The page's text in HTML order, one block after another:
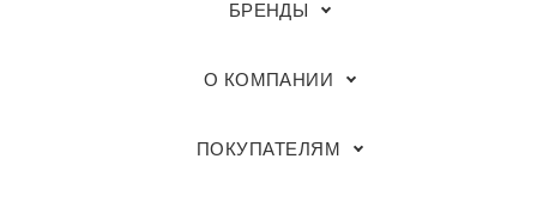
БРЕНДЫ
О КОМПАНИИ
ПОКУПАТЕЛЯМ